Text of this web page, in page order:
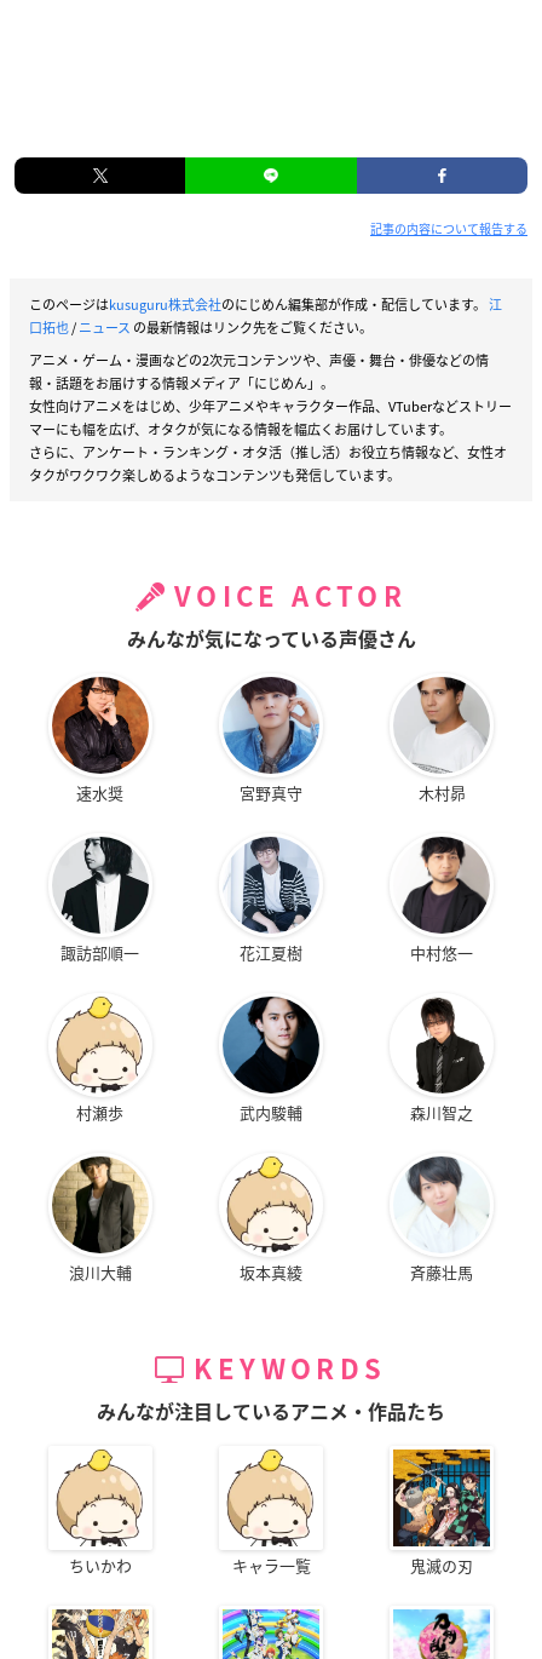
記事の内容について報告する
このページはkusuguru株式会社のにじめん編集部が作成・配信しています。 江
口拓也/ニュース の最新情報はリンク先をご覧ください。
アニメ・ゲーム・漫画などの2次元コンテンツや、声優・舞台・俳優などの情
報・話題をお届けする情報メディア「にじめん」。
女性向けアニメをはじめ、少年アニメやキャラクター作品、VTuberなどストリー
マーにも幅を広げ、オタクが気になる情報を幅広くお届けしています。
さらに、アンケート・ランキング・オタ活（推し活）お役立ち情報など、女性オ
タクがワクワク楽しめるようなコンテンツも発信しています。
VOICE ACTOR
みんなが気になっている声優さん
速水奨 宮野真守 木村昴
諏訪部順一 花江夏樹 中村悠一
村瀬歩 武内駿輔 森川智之
浪川大輔 坂本真綾 斉藤壮馬
KEYWORDS
みんなが注目しているアニメ・作品たち
ちいかわ キャラ一覧 鬼滅の刃